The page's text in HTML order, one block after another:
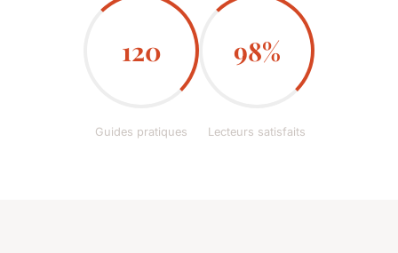
120
Guides pratiques
98%
Lecteurs satisfaits